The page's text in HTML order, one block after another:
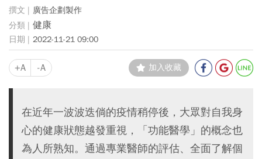
廣告企劃製作
健康
2022-11-21 09:00
+A -A 加入收藏
在近年一波波迭倘的疫情稍停後，大眾對自我身
心的健康狀態越發重視，「功能醫學」的概念也
為人所熟知。通過專業醫師的評估、全面了解個